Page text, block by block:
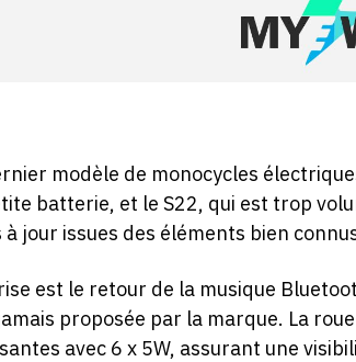
modèle de monocycles
batterie, et le S22, qui est trop
à jour issues des éléments bien
est le retour de la musique
proposée par la marque. La
avec 6 x 5W, assurant une